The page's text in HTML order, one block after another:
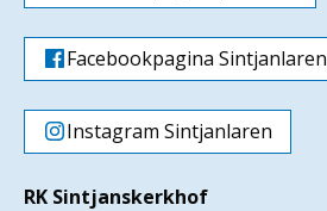
Facebookpagina Sintjanlaren
Instagram Sintjanlaren
RK Sintjanskerkhof